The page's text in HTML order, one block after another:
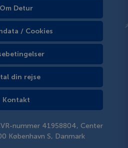
Om Detur
/ Cookies
din rejse
Kontakt
nummer 41958804, Center
København S, Danmark